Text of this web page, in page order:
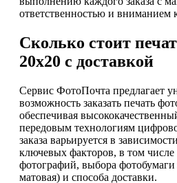
ответственностью и вниманием
Сколько стоит
20х20 с доставкой
Сервис ФотоПочта предлагает
возможность заказать печать
обеспечивая
передовым технологиям
заказа варьируется в
ключевых факторов, в том числе
фотографий, выбора фотобумаги
матовая) и способа доставки.